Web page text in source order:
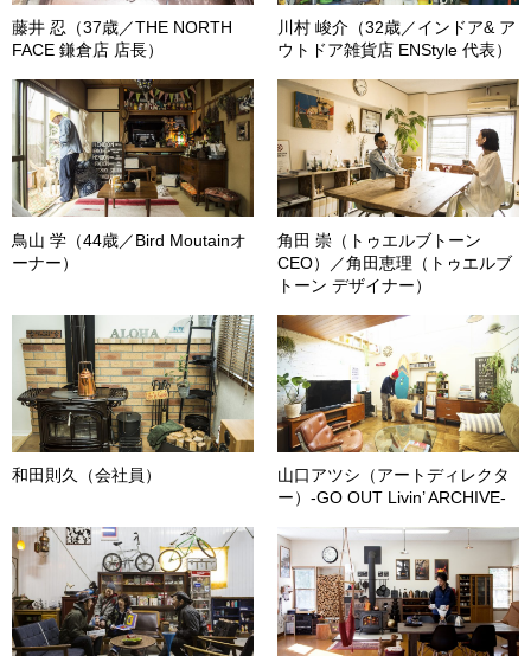
藤井 忍（37歳／THE NORTH
FACE 鎌倉店 店長）
川村 峻介（32歳／インドア& ア
ウトドア雑貨店 ENStyle 代表）
鳥山 学（44歳／Bird Moutainオ
ーナー）
角田 崇（トゥエルブトーン
CEO）／角田恵理（トゥエルブ
トーン デザイナー）
和田則久（会社員）
山口アツシ（アートディレクタ
ー）-GO OUT Livin’ ARCHIVE-